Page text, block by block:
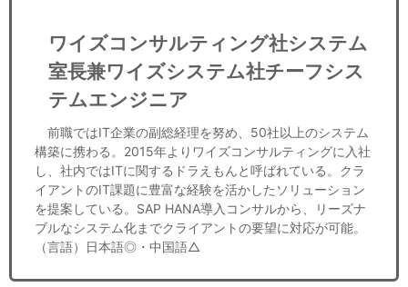
ワイズコンサルティング社システム
室長兼ワイズシステム社チーフシス
テムエンジニア
前職ではIT企業の副総経理を努め、50社以上のシステム
構築に携わる。2015年よりワイズコンサルティングに入社
し、社内ではITに関するドラえもんと呼ばれている。クラ
イアントのIT課題に豊富な経験を活かしたソリューション
を提案している。SAP HANA導入コンサルから、リーズナ
ブルなシステム化までクライアントの要望に対応が可能。
（言語）日本語◎・中国語△